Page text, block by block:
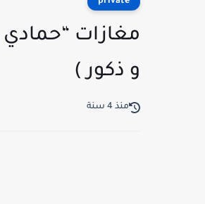
مغازات “حمادي
و ذكور )
منذ 4 سنة